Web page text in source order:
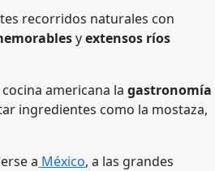
recorridos naturales con
yextensos ríos
americana lagastronomía
ingredientes como la mostaza,
a México, a las grandes